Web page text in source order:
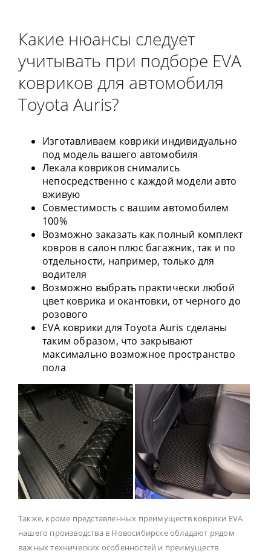
Какие нюансы следует
учитывать при подборе EVA
ковриков для автомобиля
Toyota Auris?
Изготавливаем коврики индивидуально
под модель вашего автомобиля
Лекала ковриков снимались
непосредственно с каждой модели авто
вживую
Совместимость с вашим автомобилем
100%
Возможно заказать как полный комплект
ковров в салон плюс багажник, так и по
отдельности, например, только для
водителя
Возможно выбрать практически любой
цвет коврика и окантовки, от черного до
розового
EVA коврики для Toyota Auris сделаны
таким образом, что закрывают
максимально возможное пространство
пола
Также, кроме представленных преимуществ коврики EVA
нашего производства в Новосибирске обладают рядом
важных технических особенностей и преимуществ